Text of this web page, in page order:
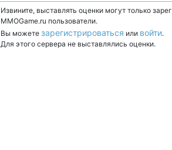
Извините, выставлять оценки могут только
MMOGame.ru пользователи.
Вы можете зарегистрироваться или войти.
Для этого сервера не выставлялись оценки.